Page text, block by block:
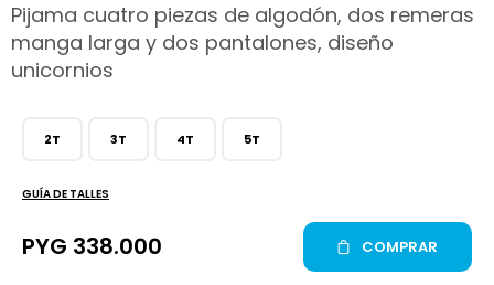
Pijama cuatro piezas de algodón, dos remeras
manga larga y dos pantalones, diseño
unicornios
2T 3T 4T 5T
GUÍA DE TALLES
PYG 338.000 COMPRAR